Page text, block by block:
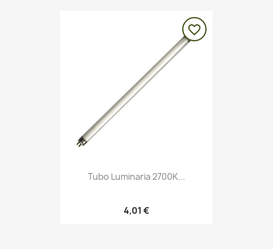
Tubo Luminaria 2700K...
4,01 €
favorite_border